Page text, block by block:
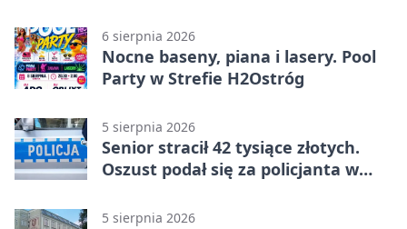
6 sierpnia 2026
Nocne baseny, piana i lasery. Pool
Party w Strefie H2Ostróg
5 sierpnia 2026
Senior stracił 42 tysiące złotych.
Oszust podał się za policjanta w
5 sierpnia 2026